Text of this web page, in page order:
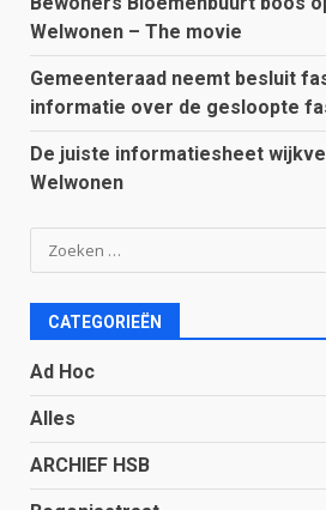
Welwonen – The movie
Gemeenteraad neemt besluit
informatie over de gesloopte
De juiste informatiesheet
Welwonen
Zoeken
naar:
CATEGORIEËN
Ad Hoc
Alles
ARCHIEF HSB